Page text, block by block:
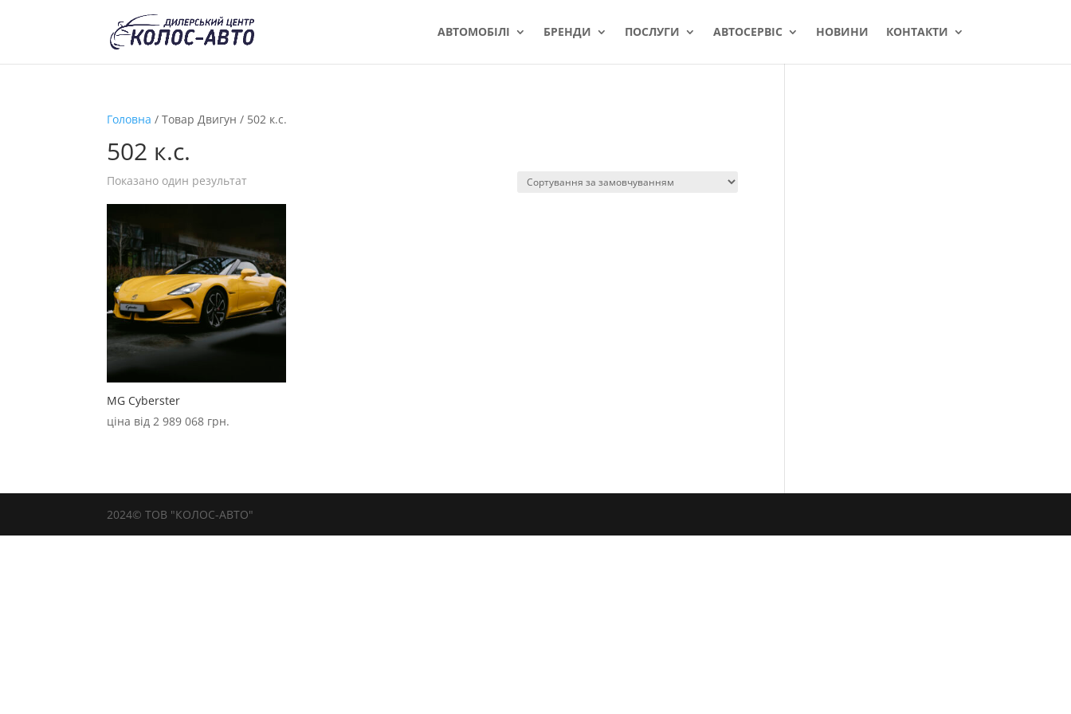
АВТОМОБІЛІ БРЕНДИ ПОСЛУГИ АВТОСЕРВІС НОВИНИ КОНТАКТИ
Головна / Товар Двигун / 502 к.с.
502 к.с.
Показано один результат
MG Cyberster
ціна від2 989 068 грн.
2024© ТОВ "КОЛОС-АВТО"